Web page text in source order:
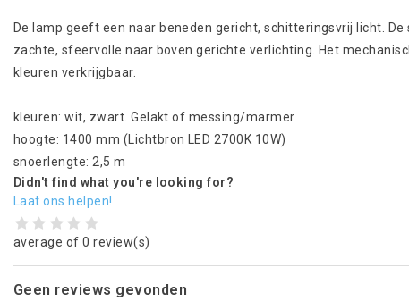
De lamp geeft een naar beneden gericht, schitteringsvrij licht.
zachte, sfeervolle naar boven gerichte verlichting. Het
kleuren verkrijgbaar.
kleuren: wit, zwart. Gelakt of messing/marmer
hoogte: 1400 mm ( Lichtbron LED 2700K 10W)
snoerlengte: 2,5 m
Didn't find what you're looking for?
Laat ons helpen!
average of 0 review(s)
Geen reviews gevonden